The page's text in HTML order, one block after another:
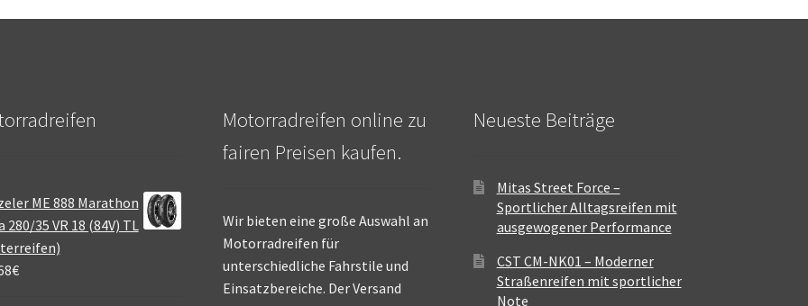
ME 888 Marathon
280/35 VR 18 (84V) TL
€
Motorradreifen online zu
fairen Preisen kaufen.
Wir bieten eine große Auswahl an
Motorradreifen für
unterschiedliche Fahrstile und
Einsatzbereiche. Der Versand
Neueste Beiträge
Mitas Street Force –
Sportlicher Alltagsreifen mit
ausgewogener Performance
CST CM-NK01 – Moderner
Straßenreifen mit sportlicher
Note